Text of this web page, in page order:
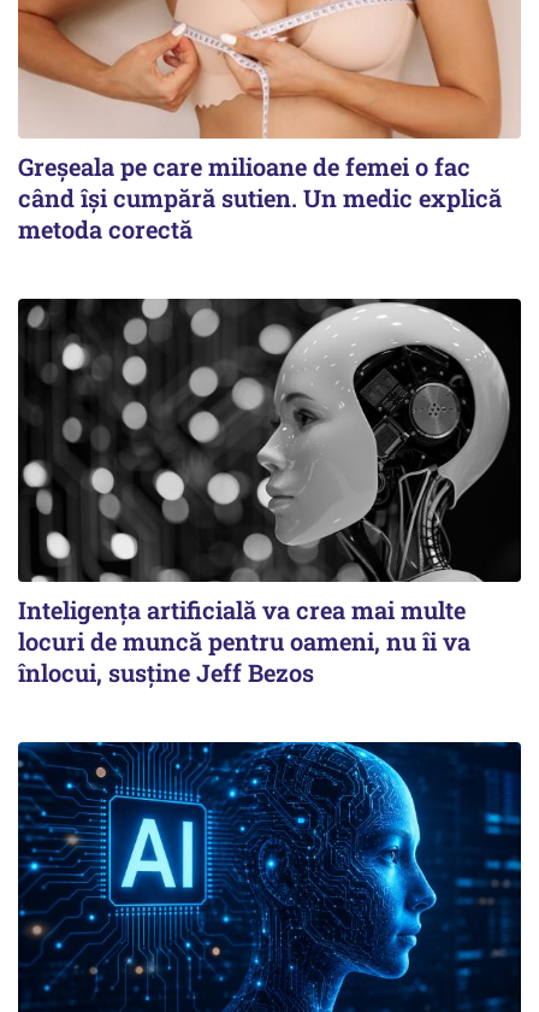
Greșeala pe care milioane de femei o fac
când își cumpără sutien. Un medic explică
metoda corectă
Inteligența artificială va crea mai multe
locuri de muncă pentru oameni, nu îi va
înlocui, susține Jeff Bezos